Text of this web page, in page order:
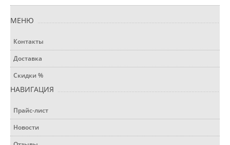
МЕНЮ
Контакты
Доставка
Скидки %
НАВИГАЦИЯ
Прайс-лист
Новости